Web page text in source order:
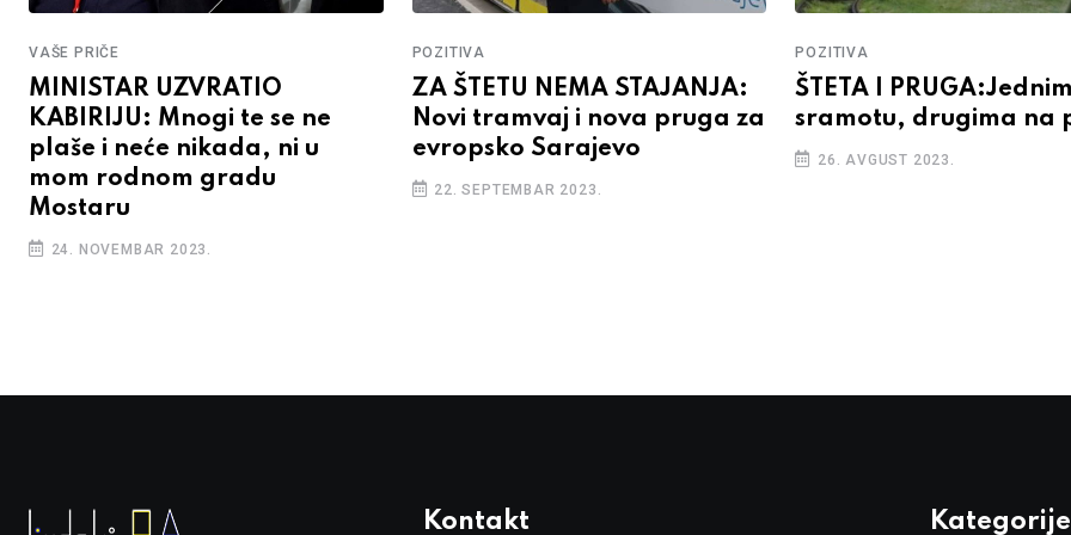
VAŠE PRIČE
MINISTAR UZVRATIO
KABIRIJU: Mnogi te se ne
plaše i neće nikada, ni u
mom rodnom gradu
Mostaru
24. NOVEMBAR 2023.
POZITIVA
ZA ŠTETU NEMA STAJANJA:
Novi tramvaj i nova pruga za
evropsko Sarajevo
22. SEPTEMBAR 2023.
POZITIVA
ŠTETA I
sramotu, drugima na
26. AVGUST 2023.
Kontakt Kategorije